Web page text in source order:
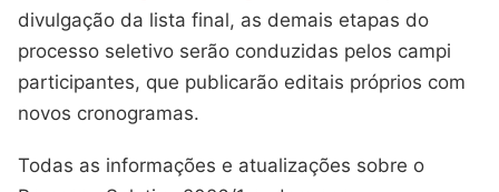
divulgação da lista final, as demais etapas do
processo seletivo serão conduzidas pelos campi
participantes, que publicarão editais próprios com
novos cronogramas.
Todas as informações e atualizações sobre o